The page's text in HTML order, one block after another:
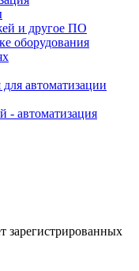
и другое ПО
оборудования
автоматизации
- автоматизация
зарегистрированных